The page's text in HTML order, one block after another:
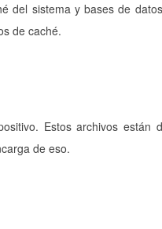
del sistema y bases de
de caché.
Estos archivos
de eso.